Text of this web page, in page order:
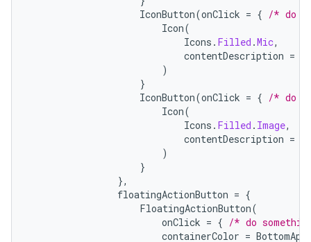
IconButton(onClick = { /* do
Icon(
Icons . Filled .Mic,
contentDescription =
)
}
IconButton(onClick = { /* do
Icon(
Icons . Filled . Image,
contentDescription =
)
}
},
floatingActionButton = {
FloatingActionButton(
onClick = { /* do
containerColor =